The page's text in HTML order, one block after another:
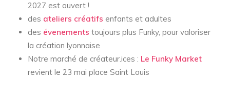
2027 est ouvert !
des ateliers créatifs enfants et adultes
des évenements toujours plus Funky, pour valoriser
la création lyonnaise
Notre marché de créateur.ices : Le Funky Market
revient le 23 mai place Saint Louis